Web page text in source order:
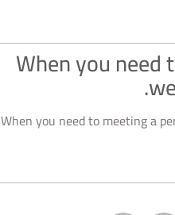
When you
When you need to meeting a